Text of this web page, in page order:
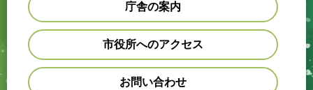
庁舎の案内
市役所へのアクセス
お問い合わせ